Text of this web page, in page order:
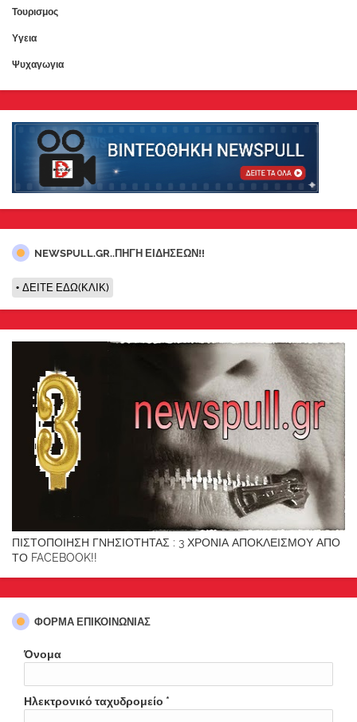
Τουρισμος
Υγεια
Ψυχαγωγια
NEWSPULL.GR..ΠΗΓΗ ΕΙΔΗΣΕΩΝ!!
ΔΕΙΤΕ ΕΔΩ(ΚΛΙΚ)
ΠΙΣΤΟΠΟΙΗΣΗ ΓΝΗΣΙΟΤΗΤΑΣ : 3 ΧΡΟΝΙΑ ΑΠΟΚΛΕΙΣΜΟΥ ΑΠΟ
ΤΟ FACEBOOK!!
ΦΌΡΜΑ ΕΠΙΚΟΙΝΩΝΊΑΣ
Όνομα
Ηλεκτρονικό ταχυδρομείο *